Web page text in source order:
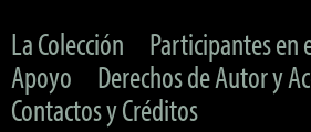
La Colección
Participantes en
Apoyo
Derechos de Autor y
Contactos y Créditos